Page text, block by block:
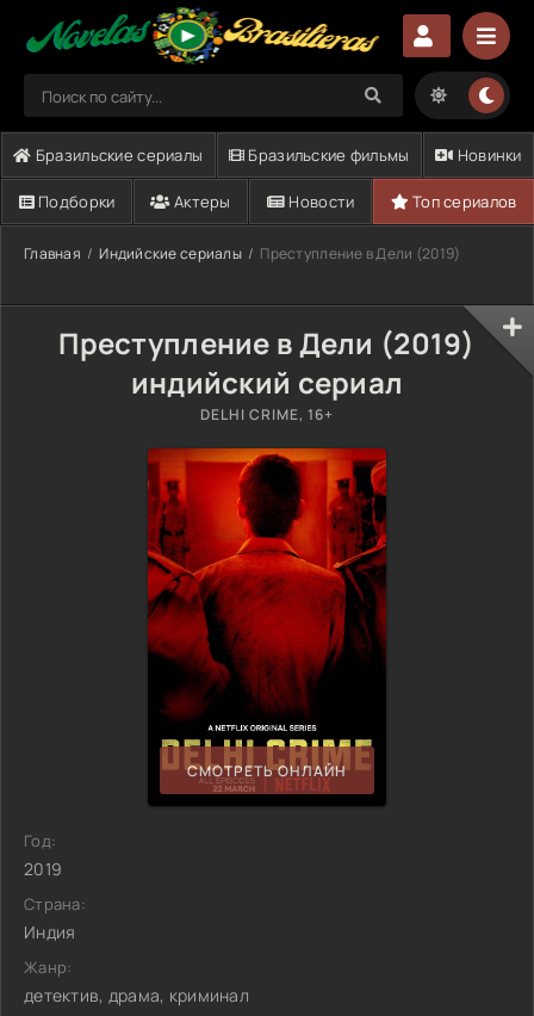
Бразильские сериалы Бразильские фильмы Новинки
Подборки Актеры Новости Топ сериалов
Главная Индийские сериалы Преступление в Дели (2019)
Преступление в Дели (2019)
индийский сериал
DELHI CRIME, 16+
СМОТРЕТЬ ОНЛАЙН
Год:
2019
Страна:
Индия
Жанр:
детектив, драма, криминал